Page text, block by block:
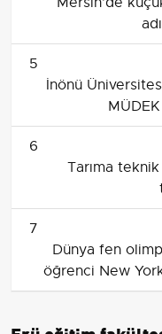
5
İnönü
6
Tarıma
7
Dünya fen
öğrenci New